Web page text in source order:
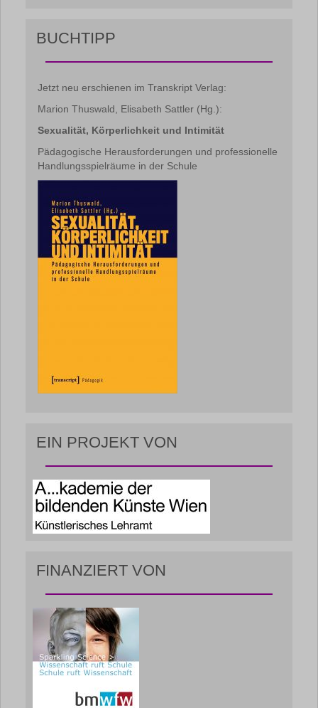
BUCHTIPP
Jetzt neu erschienen im Transkript Verlag:
Marion Thuswald, Elisabeth Sattler (Hg.):
Sexualität, Körperlichkeit und Intimität
Pädagogische Herausforderungen und professionelle
Handlungsspielräume in der Schule
EIN PROJEKT VON
FINANZIERT VON